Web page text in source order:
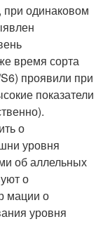
одинаковом
время сорта
проявили при
показатели
о
уровня
об аллельных
о
мации о
уровня